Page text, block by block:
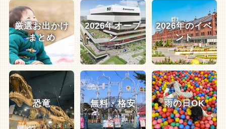
厳選お出かけ
まとめ
2026年オープ
ン
2026年のイベ
ント
恐竜 無料・格安 雨の日OK